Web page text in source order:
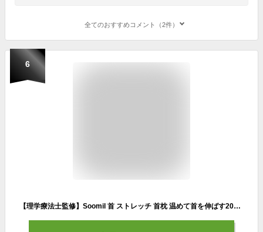
全てのおすすめコメント（2件）
6
【理学療法士監修】Soomil 首 ストレッチ 首枕 温めて首を伸ばす2024新登場4段階温度調節温熱枕ネックピロー ネック ホットケア ピロー快眠 加温効果低反発 通気性設計 アップグレード ハイエンド 誕生日プレゼント 男性 女性 ギフト 母の日 父の日 敬老の日 (箱付き) (ホワイト) (ホワイト, 首枕 首ストレッチ)